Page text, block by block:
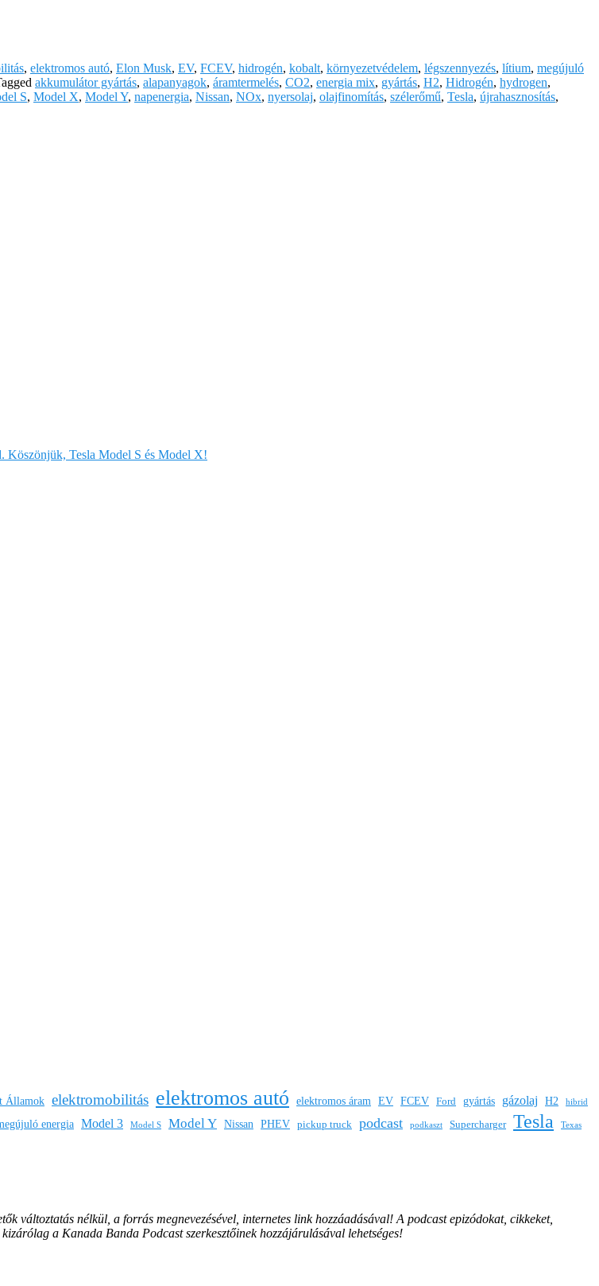
, elektromos autó, Elon Musk, EV, FCEV, hidrogén, kobalt, környezetvédelem, légszennyezés, lítium, megújuló
akkumulátor gyártás, alapanyagok, áramtermelés, CO2, energia mix, gyártás, H2, Hidrogén, hydrogen,
S, Model X, Model Y, napenergia, Nissan, NOx, nyersolaj, olajfinomítás, szélerőmű, Tesla, újrahasznosítás,
Köszönjük, Tesla Model S és Model X!
Államok elektromobilitás elektromos autó elektromos áram EV FCEV Ford gyártás gázolaj H2 hibrid
energia Model 3 Model S Model Y Nissan PHEV pickup truck podcast podkaszt Supercharger Tesla Texas
változtatás nélkül, a forrás megnevezésével, internetes link hozzáadásával! A podcast epizódokat, cikkeket,
a Kanada Banda Podcast szerkesztőinek hozzájárulásával lehetséges!